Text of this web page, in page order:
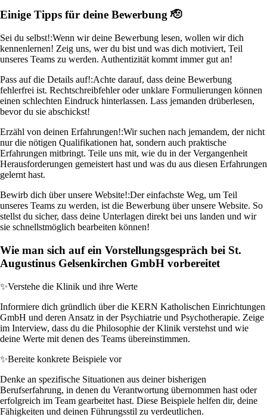
Einige Tipps für deine Bewerbung 🫡
Sei du selbst!:Wenn wir deine Bewerbung lesen, wollen wir dich
kennenlernen! Zeig uns, wer du bist und was dich motiviert, Teil
unseres Teams zu werden. Authentizität kommt immer gut an!
Pass auf die Details auf!:Achte darauf, dass deine Bewerbung
fehlerfrei ist. Rechtschreibfehler oder unklare Formulierungen können
einen schlechten Eindruck hinterlassen. Lass jemanden drüberlesen,
bevor du sie abschickst!
Erzähl von deinen Erfahrungen!:Wir suchen nach jemandem, der nicht
nur die nötigen Qualifikationen hat, sondern auch praktische
Erfahrungen mitbringt. Teile uns mit, wie du in der Vergangenheit
Herausforderungen gemeistert hast und was du aus diesen Erfahrungen
gelernt hast.
Bewirb dich über unsere Website!:Der einfachste Weg, um Teil
unseres Teams zu werden, ist die Bewerbung über unsere Website. So
stellst du sicher, dass deine Unterlagen direkt bei uns landen und wir
sie schnellstmöglich bearbeiten können!
Wie man sich auf ein Vorstellungsgespräch bei St.
Augustinus Gelsenkirchen GmbH vorbereitet
✨Verstehe die Klinik und ihre Werte
Informiere dich gründlich über die KERN Katholischen Einrichtungen
GmbH und deren Ansatz in der Psychiatrie und Psychotherapie. Zeige
im Interview, dass du die Philosophie der Klinik verstehst und wie
deine Werte mit denen des Teams übereinstimmen.
✨Bereite konkrete Beispiele vor
Denke an spezifische Situationen aus deiner bisherigen
Berufserfahrung, in denen du Verantwortung übernommen hast oder
erfolgreich im Team gearbeitet hast. Diese Beispiele helfen dir, deine
Fähigkeiten und deinen Führungsstil zu verdeutlichen.